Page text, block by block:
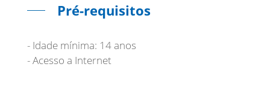
Pré-requisitos
- Idade mínima: 14 anos
- Acesso a Internet